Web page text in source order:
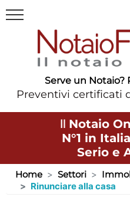
Serve un Notaio?
Preventivi certificati
Il Notaio
N°1 in Italia
Serio e
Home Settori
Rinunciare alla casa